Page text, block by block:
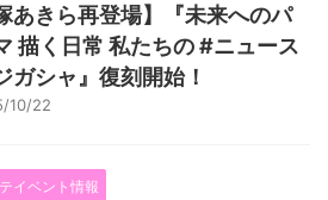
あきら再登場】『未来へのパ
描く日常 私たちの #ニュース
ガシャ』復刻開始！
10/22
イベント情報